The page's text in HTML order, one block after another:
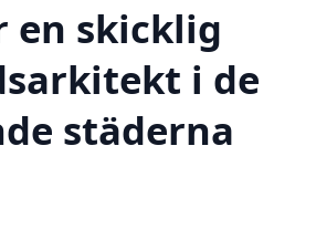
en skicklig
i de
städerna